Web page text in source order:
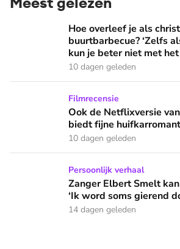
Hoe overleef je als christen de
Hoe overleef je als
buurtbarbecue? ‘Zelfs
kun je beter niet met
10 dagen geleden
Ook de Netflixversie van ‘Het kleine
Filmrecensie
Ook de Netflixversie van
biedt fijne
10 dagen geleden
Zanger Elbert Smelt kan niet niets
Persoonlijk verhaal
Zanger Elbert Smelt
‘Ik word soms gierend
14 dagen geleden